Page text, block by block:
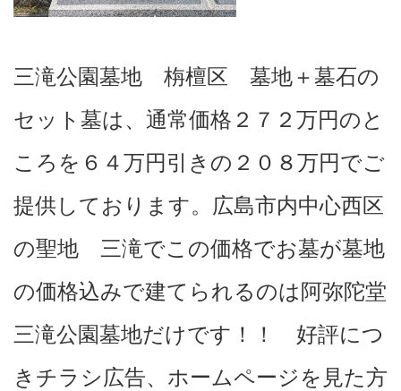
三滝公園墓地 栴檀区 墓地＋墓石の
セット墓は、通常価格２７２万円のと
ころを６４万円引きの２０８万円でご
提供しております。広島市内中心西区
の聖地 三滝でこの価格でお墓が墓地
の価格込みで建てられるのは阿弥陀堂
三滝公園墓地だけです！！ 好評につ
きチラシ広告、ホームページを見た方